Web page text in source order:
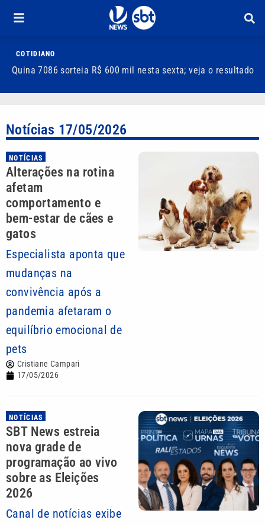
COTIDIANO
Quina 7086 sorteia R$ 600 mil nesta sexta; veja o resultado
Notícias 17/05/2026
NOTÍCIAS
Alterações na rotina
afetam
comportamento e
bem-estar de cães e
gatos
Especialista aponta que
mudanças na
convivência após a
pandemia afetaram o
equilíbrio emocional de
pets
Cristiane Campari
17/05/2026
NOTÍCIAS
SBT News estreia
nova grade de
programação ao vivo
sobre as Eleições
2026
Canal de notícias exibe